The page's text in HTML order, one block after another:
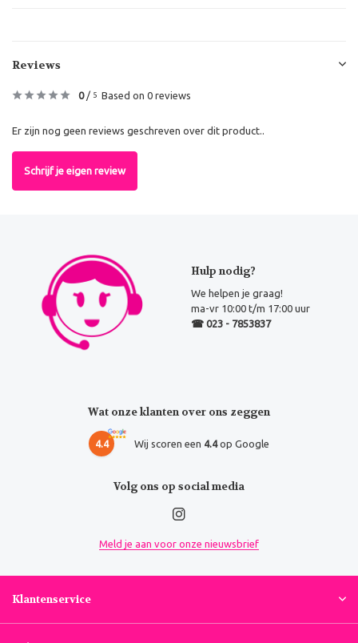
Reviews
0/ 5 Based on 0 reviews
Er zijn nog geen reviews geschreven over dit product..
Schrijf je eigen review
Hulp nodig?
We helpen je graag!
ma-vr 10:00 t/m 17:00 uur
☎ 023 - 7853837
Wat onze klanten over ons zeggen
4.4 Wij scoren een 4.4op Google
Volg ons op social media
Meld je aan voor onze nieuwsbrief
Klantenservice